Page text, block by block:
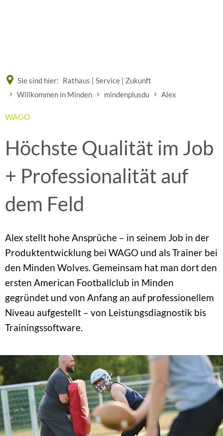
Sie sind hier: Rathaus | Service | Zukunft
Willkommen in Minden
mindenplusdu Alex
WAGO
Höchste Qualität im Job
+ Professionalität auf
dem Feld
Alex stellt hohe Ansprüche – in seinem Job in der
Produktentwicklung bei WAGO und als Trainer bei
den Minden Wolves. Gemeinsam hat man dort den
ersten American Footballclub in Minden
gegründet und von Anfang an auf professionellem
Niveau aufgestellt – von Leistungsdiagnostik bis
Trainingssoftware.